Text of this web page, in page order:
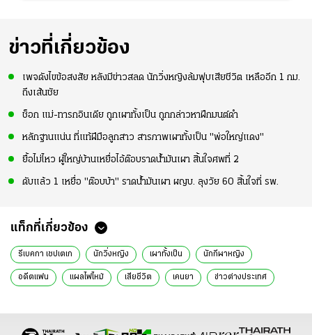
ข่าวที่เกี่ยวข้อง
เพจดังไขข้อสงสัย หลังมีข่าวสลด นักวิ่งหญิงล้มฟุบเสียชีวิต เหลืออีก 1 กม.
ถึงเส้นชัย
ช็อก แม่-ทารกอินเดีย ถูกเผาทั้งเป็น ถูกกล่าวหาฝึกมนต์ดำ
หลักฐานแน่น ที่แท้ฝีมือลูกสาว สารภาพเผาทั้งเป็น "พ่อใหญ่แดง"
ยื้อไม่ไหว ผู้ใหญ่บ้านเหยื่อไอ้ต๊อบราดน้ำมันเผา สิ้นใจศพที่ 2
ดับแล้ว 1 เหยื่อ "ต๊อบบ้า" ราดน้ำมันเผา ผญบ. ลุงวัย 60 สิ้นใจที่ รพ.
แท็กที่เกี่ยวข้อง
รีเบคกา เชปเตเก นักวิ่งหญิง เผาทั้งเป็น นักกีฬาหญิง
อดีตแฟน แผลไฟไหม้ เสียชีวิต เคนยา ข่าวต่างประเทศ